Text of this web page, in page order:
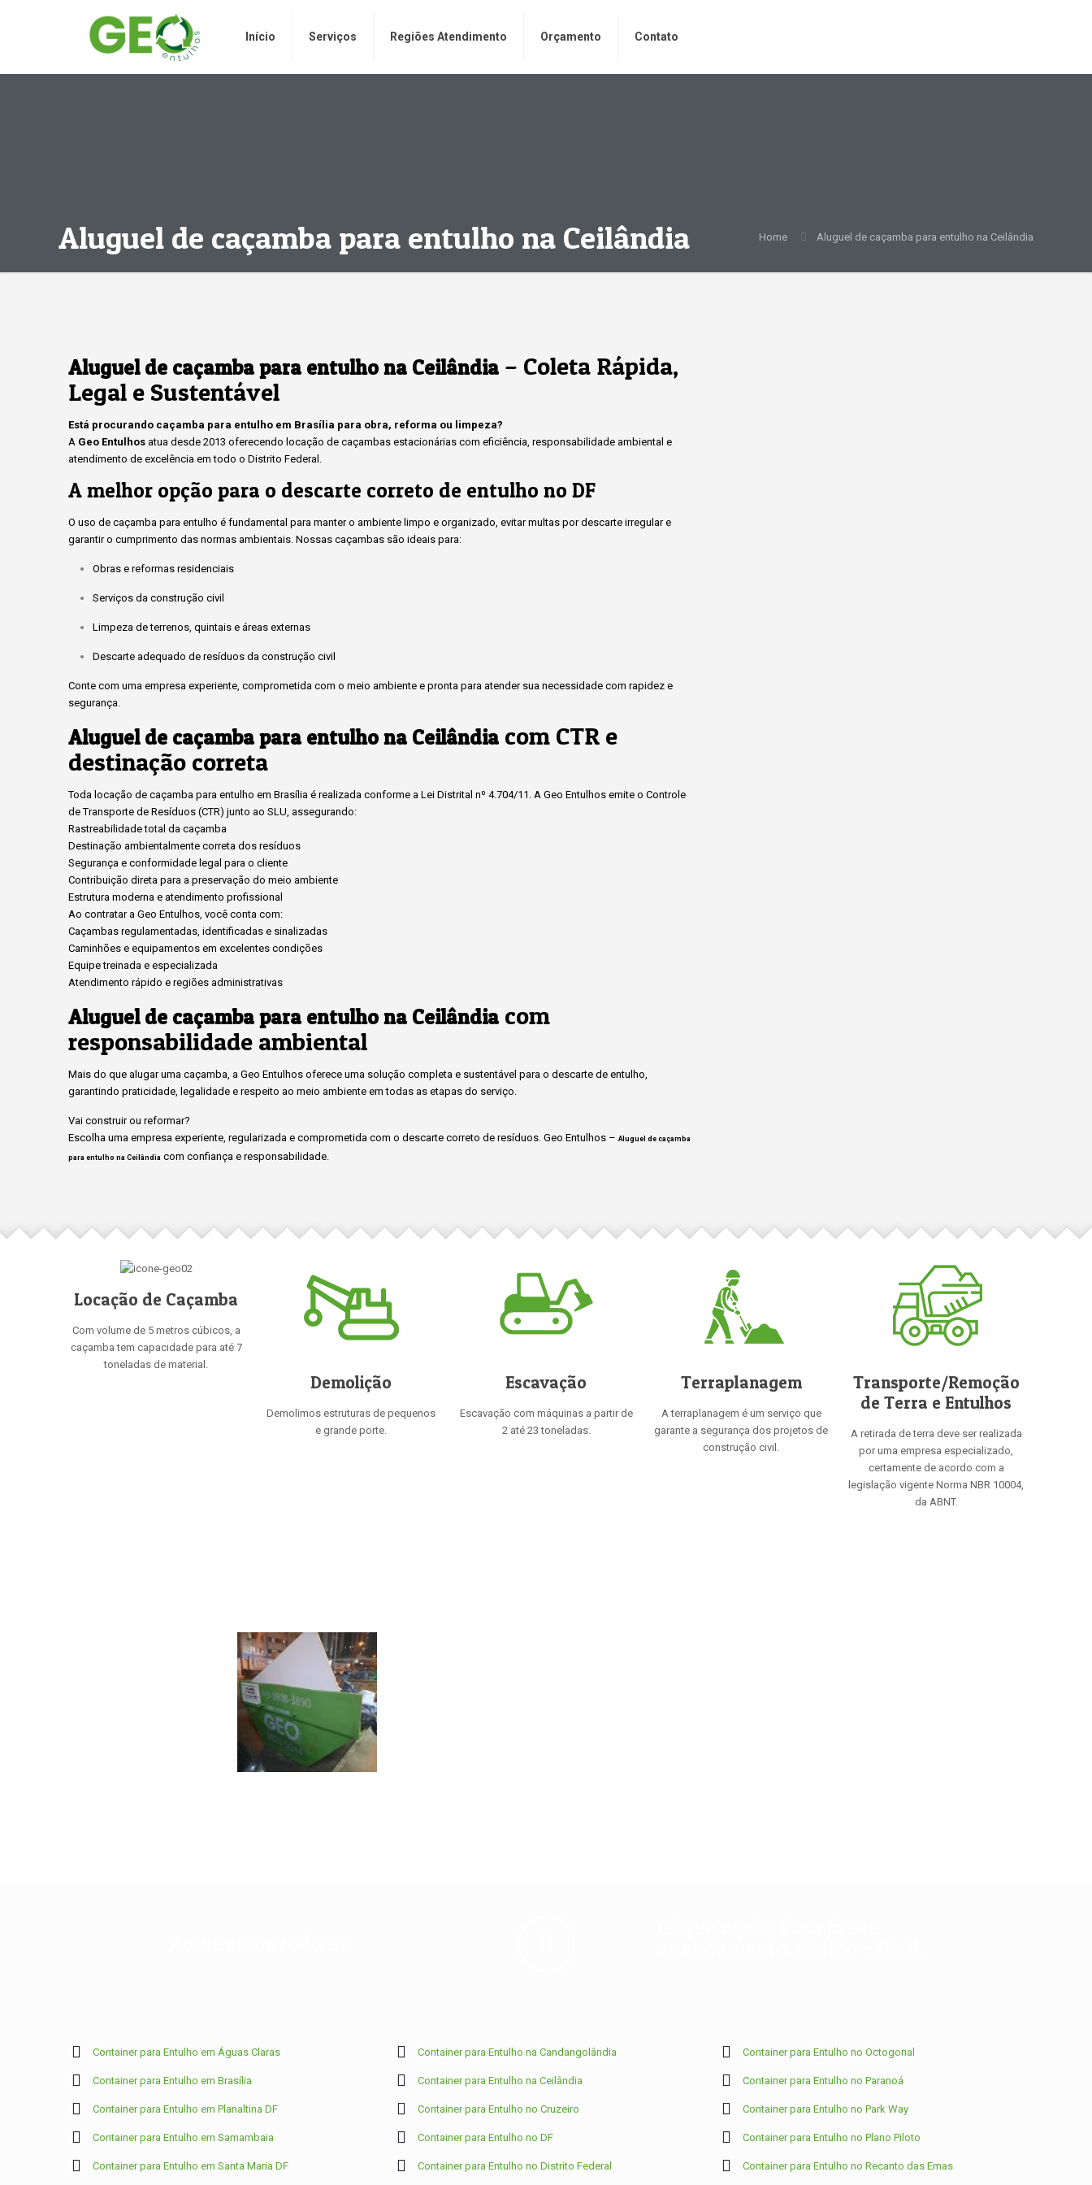
Início Serviços Regiões Atendimento Orçamento Contato
Aluguel de caçamba para entulho na Ceilândia Home Aluguel de caçamba para entulho na Ceilândia
Aluguel de caçamba para entulho na Ceilândia – Coleta Rápida,
Legal e Sustentável
Está procurando caçamba para entulho em Brasília para obra, reforma ou limpeza?
A Geo Entulhos atua desde 2013 oferecendo locação de caçambas estacionárias com eficiência, responsabilidade ambiental e
atendimento de excelência em todo o Distrito Federal.
A melhor opção para o descarte correto de entulho no DF
O uso de caçamba para entulho é fundamental para manter o ambiente limpo e organizado, evitar multas por descarte irregular e
garantir o cumprimento das normas ambientais. Nossas caçambas são ideais para:
Obras e reformas residenciais
Serviços da construção civil
Limpeza de terrenos, quintais e áreas externas
Descarte adequado de resíduos da construção civil
Conte com uma empresa experiente, comprometida com o meio ambiente e pronta para atender sua necessidade com rapidez e
segurança.
Aluguel de caçamba para entulho na Ceilândia com CTR e
destinação correta
Toda locação de caçamba para entulho em Brasília é realizada conforme a Lei Distrital nº 4.704/11. A Geo Entulhos emite o Controle
de Transporte de Resíduos (CTR) junto ao SLU, assegurando:
Rastreabilidade total da caçamba
Destinação ambientalmente correta dos resíduos
Segurança e conformidade legal para o cliente
Contribuição direta para a preservação do meio ambiente
Estrutura moderna e atendimento profissional
Ao contratar a Geo Entulhos, você conta com:
Caçambas regulamentadas, identificadas e sinalizadas
Caminhões e equipamentos em excelentes condições
Equipe treinada e especializada
Atendimento rápido e regiões administrativas
Aluguel de caçamba para entulho na Ceilândia com
responsabilidade ambiental
Mais do que alugar uma caçamba, a Geo Entulhos oferece uma solução completa e sustentável para o descarte de entulho,
garantindo praticidade, legalidade e respeito ao meio ambiente em todas as etapas do serviço.
Vai construir ou reformar?
Escolha uma empresa experiente, regularizada e comprometida com o descarte correto de resíduos. Geo Entulhos – Aluguel de caçamba
para entulho na Ceilândia com confiança e responsabilidade.
Locação de Caçamba
Com volume de 5 metros cúbicos, a
caçamba tem capacidade para até 7
toneladas de material.
Demolição
Demolimos estruturas de pequenos
e grande porte.
Escavação
Escavação com máquinas a partir de
2 até 23 toneladas.
Terraplanagem
A terraplanagem é um serviço que
garante a segurança dos projetos de
construção civil.
Transporte/Remoção
de Terra e Entulhos
A retirada de terra deve ser realizada
por uma empresa especializado,
certamente de acordo com a
legislação vigente Norma NBR 10004,
da ABNT.
Container para Entulho em Águas Claras
Container para Entulho em Brasília
Container para Entulho em Planaltina DF
Container para Entulho em Samambaia
Container para Entulho em Santa Maria DF
Container para Entulho na Candangolândia
Container para Entulho na Ceilândia
Container para Entulho no Cruzeiro
Container para Entulho no DF
Container para Entulho no Distrito Federal
Container para Entulho no Octogonal
Container para Entulho no Paranoá
Container para Entulho no Park Way
Container para Entulho no Plano Piloto
Container para Entulho no Recanto das Emas